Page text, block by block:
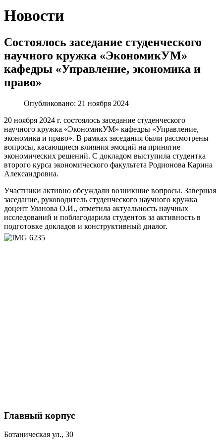
Новости
Состоялось заседание студенческого
научного кружка «ЭкономикУМ»
кафедры «Управление, экономика и
право»
Опубликовано: 21 ноября 2024
20 ноября 2024 г. состоялось заседание студенческого
научного кружка «ЭкономикУМ» кафедры «Управление,
экономика и право». В рамках заседания были рассмотрены
вопросы, касающиеся влияния эмоций на принятие
экономических решений. С докладом выступила студентка
второго курса экономического факультета Родионова Карина
Александровна.
Участники активно обсуждали возникшие вопросы. Завершая
заседание, руководитель студенческого научного кружка
доцент Уланова О.И., отметила актуальность научных
исследований и поблагодарила студентов за активность в
подготовке докладов и конструктивный диалог.
Главный корпус
Ботаническая ул., 30